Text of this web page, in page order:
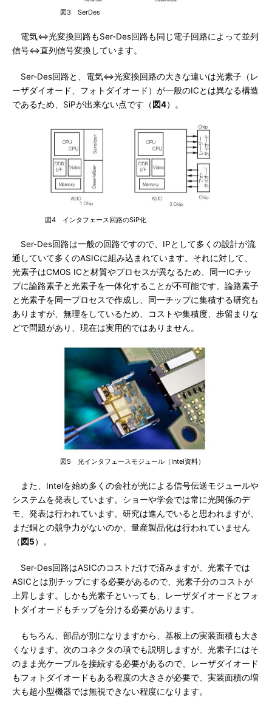
図3 SerDes
電気⇔光変換回路もSer-Des回路も同じ電子回路によって並列
信号⇔直列信号変換しています。
Ser-Des回路と、電気⇔光変換回路の大きな違いは光素子（レ
ーザダイオード、フォトダイオード）が一般のICとは異なる構造
であるため、SiPが出来ない点です（ 図4）。
図4 インタフェース回路のSiP化
Ser-Des回路は一般の回路ですので、IPとして多くの設計が流
通していて多くのASICに組み込まれています。それに対して、
光素子はCMOS ICと材質やプロセスが異なるため、同一ICチッ
プに論路素子と光素子を一体化することが不可能です。論路素子
と光素子を同一プロセスで作成し、同一チップに集積する研究も
ありますが、無理をしているため、コストや集積度、歩留まりな
どで問題があり、現在は実用的ではありません。
図5 光インタフェースモジュール（Intel資料）
また、Intelを始め多くの会社が光による信号伝送モジュールや
システムを発表しています。ショーや学会では常に光関係のデ
モ、発表は行われています。研究は進んでいると思われますが、
まだ銅との競争力がないのか、量産製品化は行われていません
（ 図5）。
Ser-Des回路はASICのコストだけで済みますが、光素子では
ASICとは別チップにする必要があるので、光素子分のコストが
上昇します。しかも光素子といっても、レーザダイオードとフォ
トダイオードもチップを分ける必要があります。
もちろん、部品が別になりますから、基板上の実装面積も大き
くなります。次のコネクタの項でも説明しますが、光素子にはそ
のまま光ケーブルを接続する必要があるので、レーザダイオード
もフォトダイオードもある程度の大きさが必要で、実装面積の増
大も超小型機器では無視できない程度になります。